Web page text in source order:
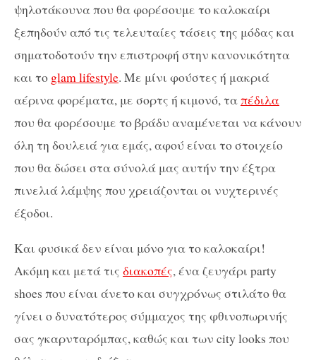
ψηλοτάκουνα που θα φορέσουμε το καλοκαίρι
ξεπηδούν από τις τελευταίες τάσεις της μόδας και
σηματοδοτούν την επιστροφή στην κανονικότητα
και το glam lifestyle. Με μίνι φούστες ή μακριά
αέρινα φορέματα, με σορτς ή κιμονό, ταπέδιλα
που θα φορέσουμε το βράδυ αναμένεται να κάνουν
όλη τη δουλειά για εμάς, αφού είναι το στοιχείο
που θα δώσει στα σύνολά μας αυτήν την έξτρα
πινελιά λάμψης που χρειάζονται οι νυχτερινές
έξοδοι.
Kαι φυσικά δεν είναι μόνο για το καλοκαίρι!
Ακόμη και μετά τις διακοπές, ένα ζευγάρι party
shoes που είναι άνετο και συγχρόνως στιλάτο θα
γίνει ο δυνατότερος σύμμαχος της φθινοπωρινής
σας γκαρνταρόμπας, καθώς και των city looks που